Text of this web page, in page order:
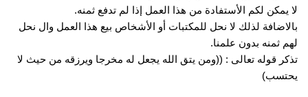
لا يمكن لكم الأستفادة من هذا العمل إذا لم تدفع ثمنه.
بالاضافة لذلك لا نحل للمكتبات أو الأشخاص بيع هذا العمل وال نحل
لهم ثمنه بدون علمنا.
تذكر قوله تعالى : ((ومن يتق الله يجعل له مخرجا ويرزقه من حيث لا
يحتسب)